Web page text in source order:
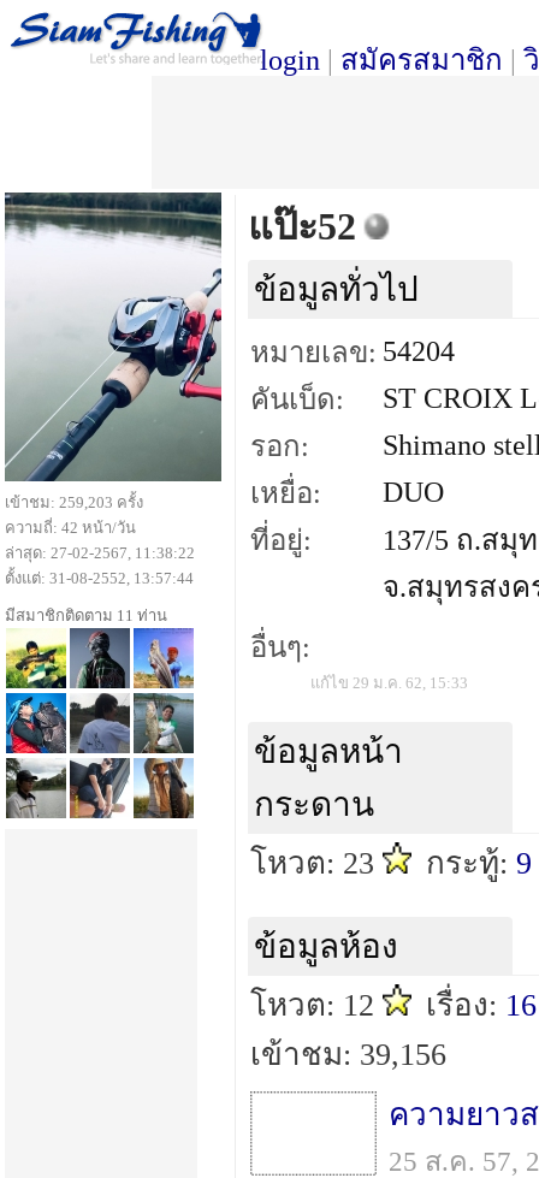
login | สมัครสมาชิก |
แป๊ะ52
ข้อมูลทั่วไป
หมายเลข: 54204
คันเบ็ด:
ST CROIX
รอก:
Shimano
เหยื่อ:
DUO
ที่อยู่:
137/5 ถ.สมุ
จ.สมุทรสงค
อื่นๆ:
แก้ไข 29 ม.ค. 62, 15:33
ข้อมูลหน้า
กระดาน
โหวต: 23 กระทู้:9
ข้อมูลห้อง
โหวต: 12 เรื่อง: 16
เข้าชม: 39,156
ความยาว
25 ส.ค. 57,
เข้าชม: 259,203 ครั้ง
ความถี่: 42 หน้า/วัน
ล่าสุด: 27-02-2567, 11:38:22
ตั้งแต่: 31-08-2552, 13:57:44
มีสมาชิกติดตาม 11 ท่าน